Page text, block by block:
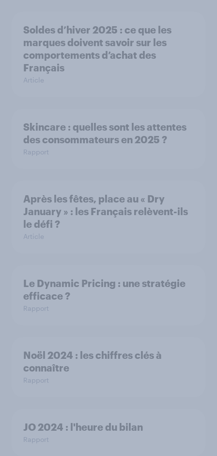
Soldes d’hiver 2025 : ce que les
marques doivent savoir sur les
comportements d’achat des
Français
Article
Skincare : quelles sont les attentes
des consommateurs en 2025 ?
Rapport
Après les fêtes, place au « Dry
January » : les Français relèvent-ils
le défi ?
Article
Le Dynamic Pricing : une stratégie
efficace ?
Rapport
Noël 2024 : les chiffres clés à
connaître
Rapport
JO 2024 : l'heure du bilan
Rapport